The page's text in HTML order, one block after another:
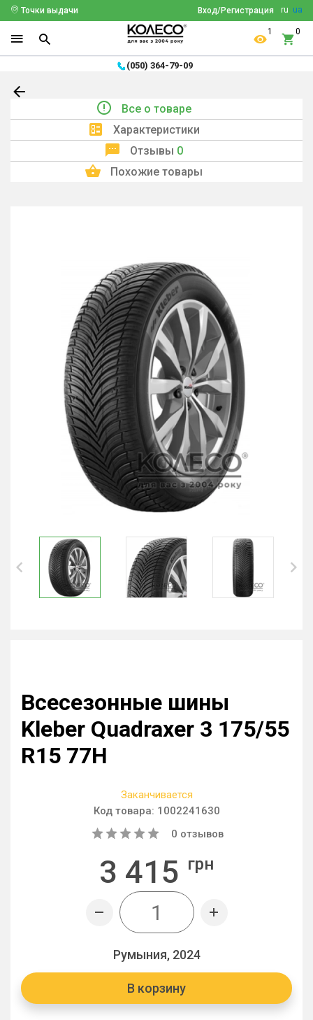
ru ua
Вход/Регистрация
Точки выдачи
1 0
(050) 364-79-09
Все о товаре
Характеристики
Отзывы 0
Похожие товары
Всесезонные шины
Kleber Quadraxer 3 175/55
R15 77H
Заканчивается
Код товара: 1002241630
0 отзывов
3 415 грн
Румыния, 2024
В корзину